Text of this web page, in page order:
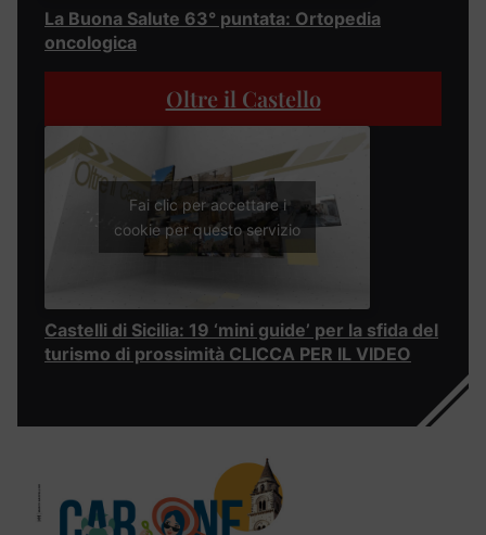
La Buona Salute 63° puntata: Ortopedia
oncologica
Oltre il Castello
Fai clic per accettare i
cookie per questo servizio
Castelli di Sicilia: 19 ‘mini guide’ per la sfida del
turismo di prossimità CLICCA PER IL VIDEO